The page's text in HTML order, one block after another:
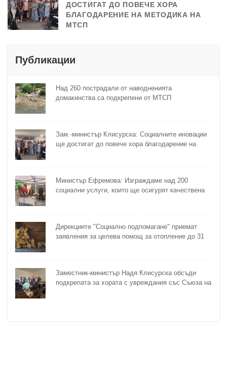
ДОСТИГАТ ДО ПОВЕЧЕ ХОРА
БЛАГОДАРЕНИЕ НА МЕТОДИКА НА
МТСП
Публикации
Над 260 пострадали от наводненията
домакинства са подкрепени от МТСП
Зам.-министър Клисурска: Социалните иновации
ще достигат до повече хора благодарение на
Министър Ефремова: Изграждаме над 200
социални услуги, които ще осигурят качествена
Дирекциите "Социално подпомагане" приемат
заявления за целева помощ за отопление до 31
Заместник-министър Надя Клисурска обсъди
подкрепата за хората с увреждания със Съюза на